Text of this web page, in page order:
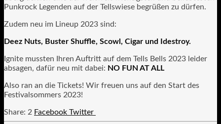
Punkrock Legenden auf der Tellswiese begrüßen zu dürfen.
Zudem neu im Lineup 2023 sind:
Deez Nuts, Buster Shuffle, Scowl, Cigar und Idestroy.
Ignite mussten Ihren Auftritt auf dem Tells Bells 2023 leider
absagen, dafür neu mit dabei: NO FUN AT ALL
Also ran an die Tickets! Wir freuen uns auf den Start des
Festivalsommers 2023!
2 Facebook Twitter